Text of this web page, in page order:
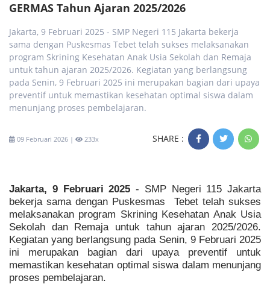
GERMAS Tahun Ajaran 2025/2026
Jakarta, 9 Februari 2025 - SMP Negeri 115 Jakarta bekerja
sama dengan Puskesmas Tebet telah sukses melaksanakan
program Skrining Kesehatan Anak Usia Sekolah dan Remaja
untuk tahun ajaran 2025/2026. Kegiatan yang berlangsung
pada Senin, 9 Februari 2025 ini merupakan bagian dari upaya
preventif untuk memastikan kesehatan optimal siswa dalam
menunjang proses pembelajaran.
09 Februari 2026 | 233x SHARE :
Jakarta, 9 Februari 2025 - SMP Negeri 115 Jakarta
bekerja sama dengan Puskesmas Tebet telah sukses
melaksanakan program Skrining Kesehatan Anak Usia
Sekolah dan Remaja untuk tahun ajaran 2025/2026.
Kegiatan yang berlangsung pada Senin, 9 Februari 2025
ini merupakan bagian dari upaya preventif untuk
memastikan kesehatan optimal siswa dalam menunjang
proses pembelajaran.